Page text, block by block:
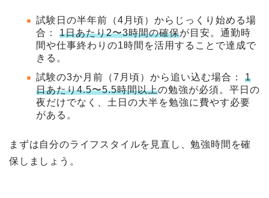
試験日の半年前（4月頃）からじっくり始める場
合： 1日あたり2〜3時間の確保が目安。通勤時
間や仕事終わりの1時間を活用することで達成で
きる。
試験の3か月前（7月頃）から追い込む場合： 1
日あたり4.5〜5.5時間以上の勉強が必須。平日の
夜だけでなく、土日の大半を勉強に費やす必要
がある。
まずは自分のライフスタイルを見直し、勉強時間を確
保しましょう。